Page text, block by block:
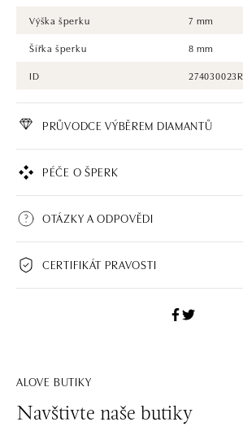
Výška šperku
7 mm
Šířka šperku
8 mm
ID
274030023R
PRŮVODCE VÝBĚREM DIAMANTŮ
PÉČE O ŠPERK
OTÁZKY A ODPOVĚDI
CERTIFIKÁT PRAVOSTI
ALOVE BUTIKY
Navštivte naše butiky